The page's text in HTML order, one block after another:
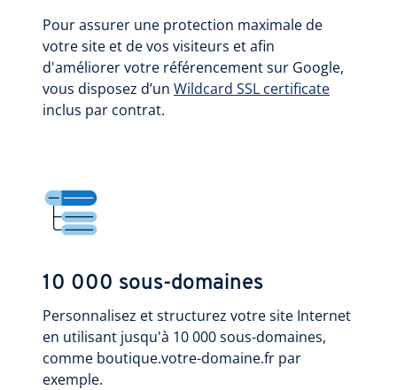
Pour assurer une protection maximale de
votre site et de vos visiteurs et afin
d'améliorer votre référencement sur Google,
vous disposez d’un Wildcard SSL certificate
inclus par contrat.
10 000 sous-domaines
Personnalisez et structurez votre site Internet
en utilisant jusqu'à 10 000 sous-domaines,
comme boutique.votre-domaine.fr par
exemple.